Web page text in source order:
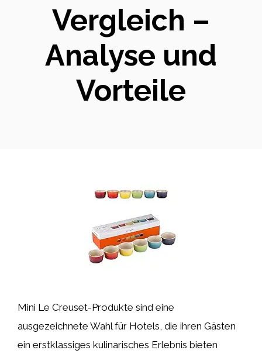
Vergleich –
Analyse und
Vorteile
Mini Le Creuset-Produkte sind eine
ausgezeichnete Wahl für Hotels, die ihren Gästen
ein erstklassiges kulinarisches Erlebnis bieten